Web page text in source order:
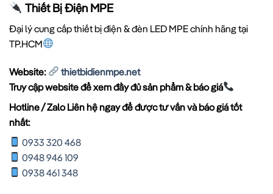
Thiết Bị Điện MPE
Đại lý cung cấp thiết bị điện & đèn LED MPE chính hãng tại
TP.HCM
Website:
thietbidienmpe.net
Truy cập website để xem đầy đủ sản phẩm & báo giá
Hotline / Zalo Liên hệ ngay để được tư vấn và báo giá tốt
nhất:
0933 320 468
0948 946 109
0938 461 348